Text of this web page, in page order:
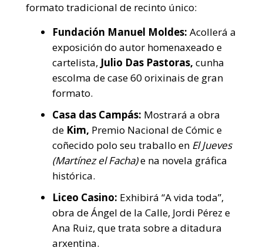
formato tradicional de recinto único:
Fundación Manuel Moldes: Acollerá a
exposición do autor homenaxeado e
cartelista, Julio Das Pastoras, cunha
escolma de case 60 orixinais de gran
formato.
Casa das Campás: Mostrará a obra
de Kim, Premio Nacional de Cómic e
coñecido polo seu traballo en El Jueves
(Martínez el Facha)e na novela gráfica
histórica.
Liceo Casino: Exhibirá “A vida toda”,
obra de Ángel de la Calle, Jordi Pérez e
Ana Ruiz, que trata sobre a ditadura
arxentina.